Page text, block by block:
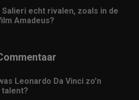
echt rivalen, zoals in de
Amadeus?
Leonardo Da Vinci zo’n
talent?